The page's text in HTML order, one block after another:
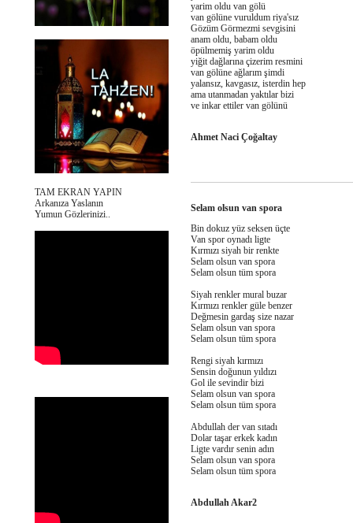
TAM EKRAN YAPIN
Arkanıza Yaslanın
Yumun Gözlerinizi..
yarim oldu van gölü
van gölüne vuruldum riya'sız
Gözüm Görmezmi sevgisini
anam oldu, babam oldu
öpülmemiş yarim oldu
yiğit dağlarına çizerim resmini
van gölüne ağlarım şimdi
yalansız, kavgasız, isterdin hep
ama utanmadan yaktılar bizi
ve inkar ettiler van gölünü
Ahmet Naci Çoğaltay
Selam olsun van spora
Bin dokuz yüz seksen üçte
Van spor oynadı ligte
Kırmızı siyah bir renkte
Selam olsun van spora
Selam olsun tüm spora
Siyah renkler mural buzar
Kırmızı renkler güle benzer
Değmesin gardaş size nazar
Selam olsun van spora
Selam olsun tüm spora
Rengi siyah kırmızı
Sensin doğunun yıldızı
Gol ile sevindir bizi
Selam olsun van spora
Selam olsun tüm spora
Abdullah der van sıtadı
Dolar taşar erkek kadın
Ligte vardır senin adın
Selam olsun van spora
Selam olsun tüm spora
Abdullah Akar2